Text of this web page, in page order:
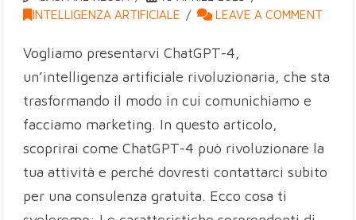
INTELLIGENZA ARTIFICIALE
LEAVE A COMMENT
Vogliamo presentarvi ChatGPT-4,
un’intelligenza artificiale rivoluzionaria, che sta
trasformando il modo in cui comunichiamo e
facciamo marketing. In questo articolo,
scoprirai come ChatGPT-4 può rivoluzionare la
tua attività e perché dovresti contattarci subito
per una consulenza gratuita. Ecco cosa ti